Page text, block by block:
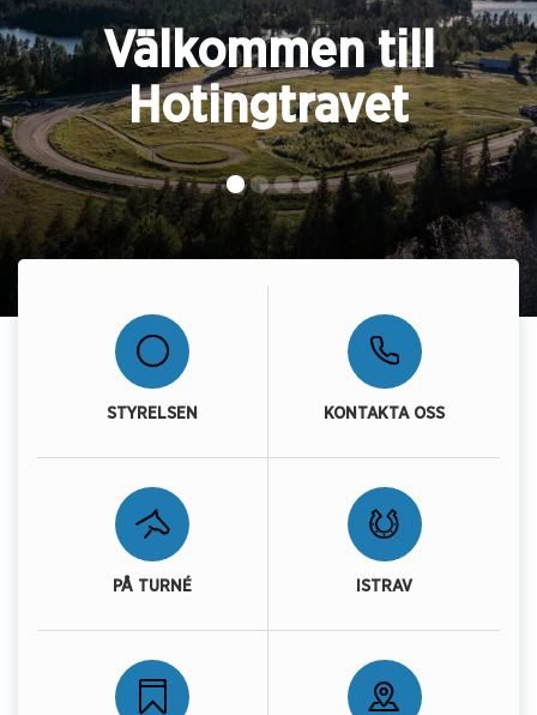
Välkommen till
Hotingtravet
STYRELSEN KONTAKTA OSS
PÅ TURNÉ ISTRAV